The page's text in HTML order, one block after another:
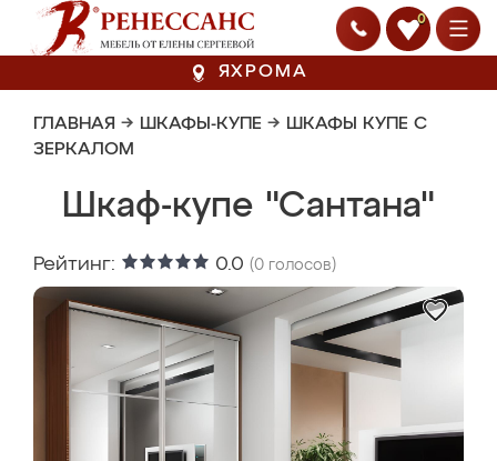
0
ЯХРОМА
ГЛАВНАЯ → ШКАФЫ-КУПЕ → ШКАФЫ КУПЕ С
ЗЕРКАЛОМ
Шкаф-купе "Сантана"
Рейтинг: 0.0 (0 голосов)